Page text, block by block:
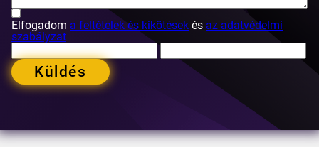
Elfogadom a feltételek és kikötések és az adatvédelmi
szabályzat
Küldés